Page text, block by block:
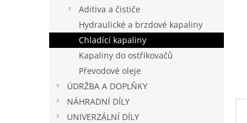
l
Aditiva a čističe
Hydraulické a brzdové kapaliny
Chladící kapaliny
Kapaliny do ostřikovačů
Převodové oleje
ÚDRŽBA A DOPLŇKY
NÁHRADNÍ DÍLY
UNIVERZÁLNÍ DÍLY